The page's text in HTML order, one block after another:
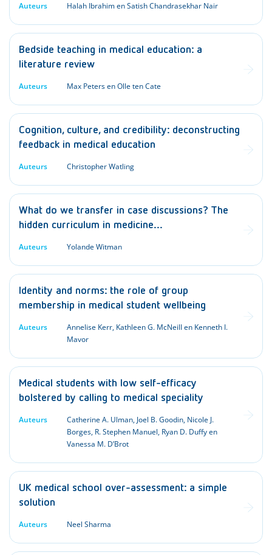
Auteurs Halah Ibrahim en Satish Chandrasekhar Nair
Bedside teaching in medical education: a
literature review
Auteurs Max Peters en Olle ten Cate
Cognition, culture, and credibility: deconstructing
feedback in medical education
Auteurs Christopher Watling
What do we transfer in case discussions? The
hidden curriculum in medicine…
Auteurs Yolande Witman
Identity and norms: the role of group
membership in medical student wellbeing
Auteurs
Annelise Kerr, Kathleen G. McNeill en Kenneth I.
Mavor
Medical students with low self-efficacy
bolstered by calling to medical speciality
Auteurs
Catherine A. Ulman, Joel B. Goodin, Nicole J.
Borges, R. Stephen Manuel, Ryan D. Duffy en
Vanessa M. D’Brot
UK medical school over-assessment: a simple
solution
Auteurs Neel Sharma